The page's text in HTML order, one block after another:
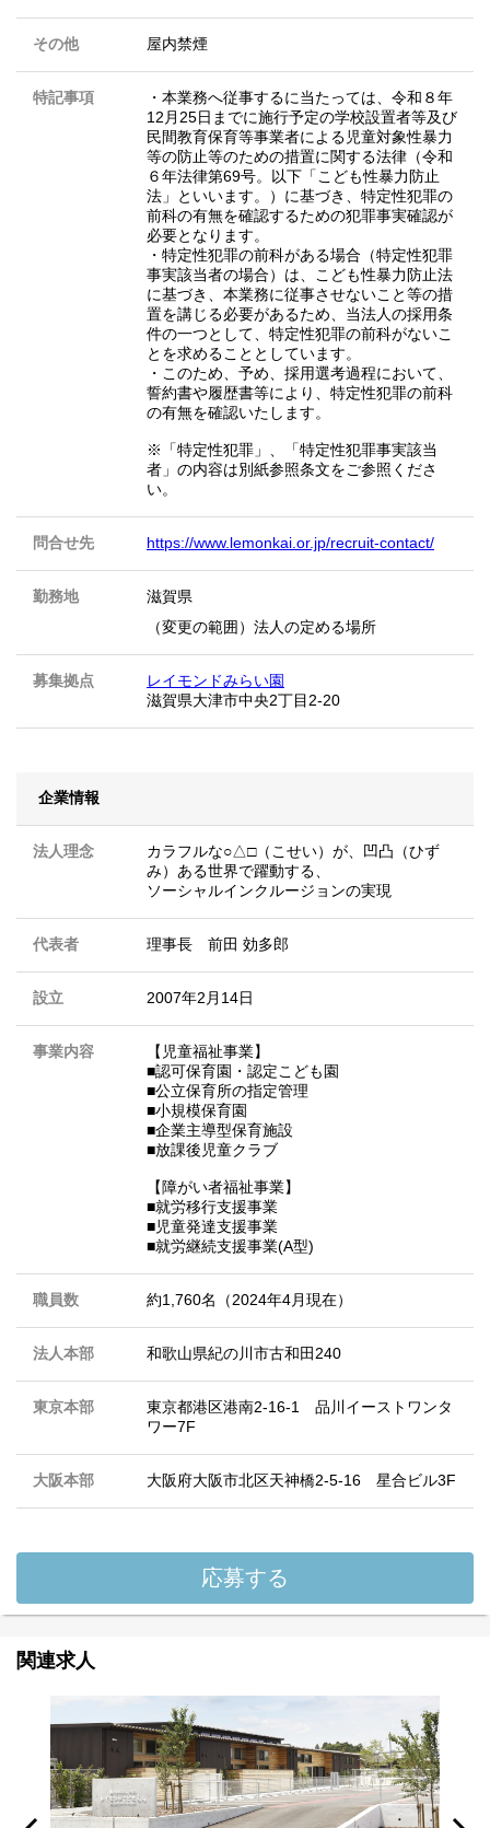
その他 屋内禁煙
特記事項
・本業務へ従事するに当たっては、令和８年
12月25日までに施行予定の学校設置者等及び
民間教育保育等事業者による児童対象性暴力
等の防止等のための措置に関する法律（令和
６年法律第69号。以下「こども性暴力防止
法」といいます。）に基づき、特定性犯罪の
前科の有無を確認するための犯罪事実確認が
必要となります。
・特定性犯罪の前科がある場合（特定性犯罪
事実該当者の場合）は、こども性暴力防止法
に基づき、本業務に従事させないこと等の措
置を講じる必要があるため、当法人の採用条
件の一つとして、特定性犯罪の前科がないこ
とを求めることとしています。
・このため、予め、採用選考過程において、
誓約書や履歴書等により、特定性犯罪の前科
の有無を確認いたします。
※「特定性犯罪」、「特定性犯罪事実該当
者」の内容は別紙参照条文をご参照くださ
い。
問合せ先 https://www.lemonkai.or.jp/recruit-contact/
勤務地
滋賀県
（変更の範囲）法人の定める場所
募集拠点
レイモンドみらい園
滋賀県大津市中央2丁目2-20
企業情報
法人理念
カラフルな○△□（こせい）が、凹凸（ひず
み）ある世界で躍動する、
ソーシャルインクルージョンの実現
代表者 理事長 前田 効多郎
設立 2007年2月14日
事業内容
【児童福祉事業】
■認可保育園・認定こども園
■公立保育所の指定管理
■小規模保育園
■企業主導型保育施設
■放課後児童クラブ
【障がい者福祉事業】
■就労移行支援事業
■児童発達支援事業
■就労継続支援事業(A型)
職員数 約1,760名（2024年4月現在）
法人本部 和歌山県紀の川市古和田240
東京本部
東京都港区港南2-16-1 品川イーストワンタ
ワー7F
大阪本部 大阪府大阪市北区天神橋2-5-16 星合ビル3F
応募する
関連求人